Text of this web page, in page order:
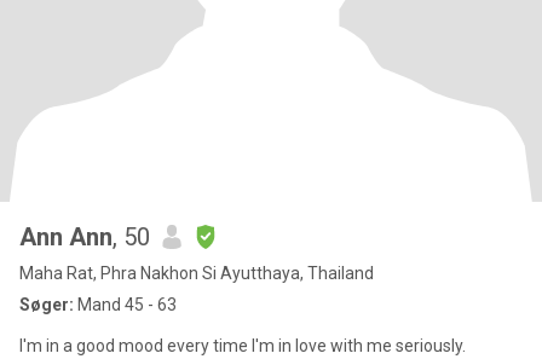
Ann Ann, 50
Maha Rat, Phra Nakhon Si Ayutthaya, Thailand
Søger: Mand 45 - 63
I'm in a good mood every time I'm in love with me seriously.